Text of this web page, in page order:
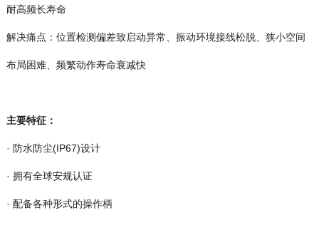
耐高频长寿命
布局困难、频繁动作寿命衰减快
主要特征：
· 防水防尘(IP67)设计
· 拥有全球安规认证
· 配备各种形式的操作柄